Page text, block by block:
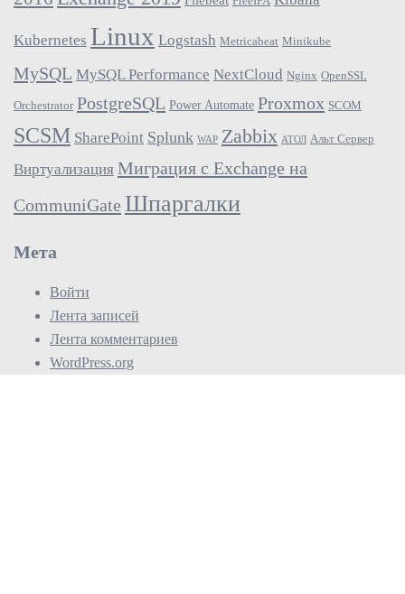
Kubernetes Linux Logstash Metricabeat Minikube
MySQL MySQL Performance NextCloud Nginx OpenSSL
Orchestrator PostgreSQL Power Automate Proxmox SCOM
SCSM SharePoint Splunk WAP Zabbix АТОЛ Альт Сервер
Виртуализация Миграция с Exchange на
CommuniGate Шпаргалки
Мета
Войти
Лента записей
Лента комментариев
WordPress.org